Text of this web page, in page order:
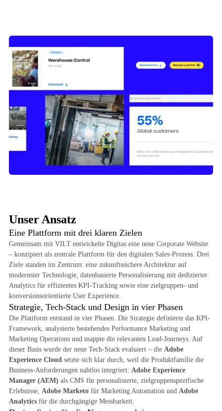
Unser Ansatz
Eine Plattform mit drei klaren Zielen
Gemeinsam mit VILT entwickelte Digitas eine neue Corporate Website
– konzipiert als zentrale Plattform für den digitalen Sales-Prozess. Drei
Ziele standen im Zentrum: eine zukunftssichere Architektur auf
modernster Technologie, datenbasierte Personalisierung mit dedizierter
Analytics für effizientes KPI-Tracking sowie eine zielgruppen- und
konversionsorientierte User Experience.
Strategie, Tech-Stack und Design in vier Phasen
Die Plattform entstand in vier Phasen. Die Strategie definierte das KPI-
Framework, analysierte bestehendes Performance Marketing und
Marketing Operations und mappte die relevanten Lead-Journeys. Auf
dieser Basis wurde der neue Tech-Stack evaluiert – die Adobe
Experience Cloud setzte sich klar durch, weil die Produktfamilie die
Business-Anforderungen nahtlos integriert: Adobe Experience
Manager (AEM) als CMS für personalisierte, zielgruppenspezifische
Erlebnisse, Adobe Marketo für Marketing Automation und Adobe
Analytics für die durchgängige Messbarkeit.